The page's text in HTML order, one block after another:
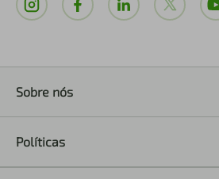
Sobre nós
Políticas